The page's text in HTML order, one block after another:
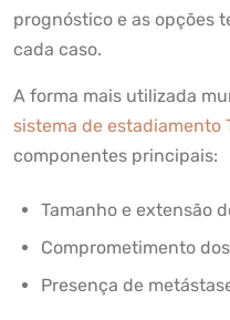
prognóstico e as opções
cada caso.
A forma mais utilizada
sistema de estadiamento
componentes principais:
Tamanho e extensão
Comprometimento
Presença de